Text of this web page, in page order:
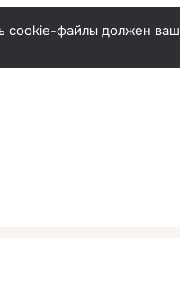
Русский
cookie-файлы должен ваш